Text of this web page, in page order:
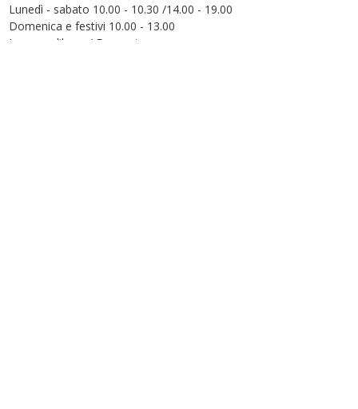
Lunedì - sabato 10.00 - 10.30 /14.00 - 19.00
Domenica e festivi 10.00 - 13.00
Ingresso libero / Free entrance